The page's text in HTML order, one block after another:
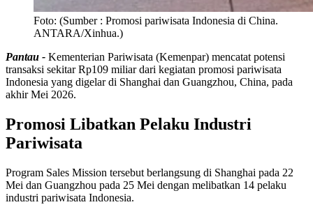
Foto: (Sumber : Promosi pariwisata Indonesia di China.
ANTARA/Xinhua.)
Pantau - Kementerian Pariwisata (Kemenpar) mencatat potensi
transaksi sekitar Rp109 miliar dari kegiatan promosi pariwisata
Indonesia yang digelar di Shanghai dan Guangzhou, China, pada
akhir Mei 2026.
Promosi Libatkan Pelaku Industri
Pariwisata
Program Sales Mission tersebut berlangsung di Shanghai pada 22
Mei dan Guangzhou pada 25 Mei dengan melibatkan 14 pelaku
industri pariwisata Indonesia.